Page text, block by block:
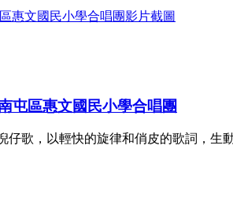
屯區惠文國民小學合唱團
仔歌，以輕快的旋律和俏皮的歌詞，